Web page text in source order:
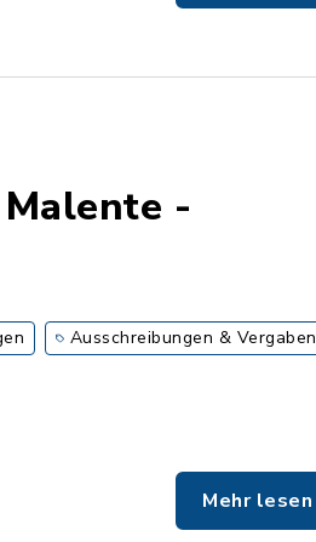
-
Ausschreibungen & Vergaben
Mehr lesen